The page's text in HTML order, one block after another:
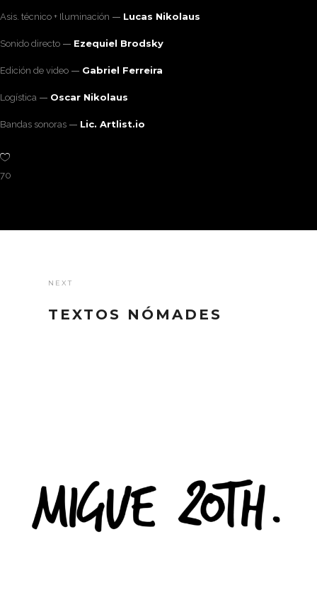
Asis. técnico + Iluminación Lucas Nikolaus
Sonido directo Ezequiel Brodsky
Edición de video Gabriel Ferreira
Logística Oscar Nikolaus
Bandas sonoras Lic. Artlist.io
70
NEXT
TEXTOS NÓMADES